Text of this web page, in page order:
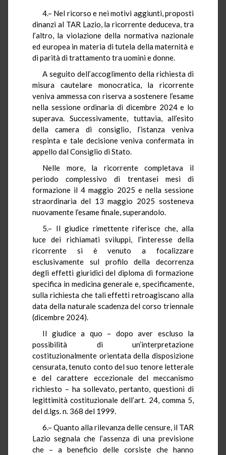
4.– Nel ricorso e nei motivi aggiunti, proposti
dinanzi al TAR Lazio, la ricorrente deduceva, tra
l’altro, la violazione della normativa nazionale
ed europea in materia di tutela della maternità e
di parità di trattamento tra uomini e donne.
A seguito dell’accoglimento della richiesta di
misura cautelare monocratica, la ricorrente
veniva ammessa con riserva a sostenere l’esame
nella sessione ordinaria di dicembre 2024 e lo
superava. Successivamente, tuttavia, all’esito
della camera di consiglio, l’istanza veniva
respinta e tale decisione veniva confermata in
appello dal Consiglio di Stato.
Nelle more, la ricorrente completava il
periodo complessivo di trentasei mesi di
formazione il 4 maggio 2025 e nella sessione
straordinaria del 13 maggio 2025 sosteneva
nuovamente l’esame finale, superandolo.
5.– Il giudice rimettente riferisce che, alla
luce dei richiamati sviluppi, l’interesse della
ricorrente si è venuto a focalizzare
esclusivamente sul profilo della decorrenza
degli effetti giuridici del diploma di formazione
specifica in medicina generale e, specificamente,
sulla richiesta che tali effetti retroagiscano alla
data della naturale scadenza del corso triennale
(dicembre 2024).
Il giudice a quo – dopo aver escluso la
possibilità di un’interpretazione
costituzionalmente orientata della disposizione
censurata, tenuto conto del suo tenore letterale
e del carattere eccezionale del meccanismo
richiesto – ha sollevato, pertanto, questioni di
legittimità costituzionale dell’art. 24, comma 5,
del d.lgs. n. 368 del 1999.
6.– Quanto alla rilevanza delle censure, il TAR
Lazio segnala che l’assenza di una previsione
che – a beneficio delle corsiste che hanno